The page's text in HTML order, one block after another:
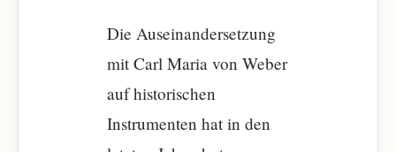
Die Auseinandersetzung
mit Carl Maria von Weber
auf historischen
Instrumenten hat in den